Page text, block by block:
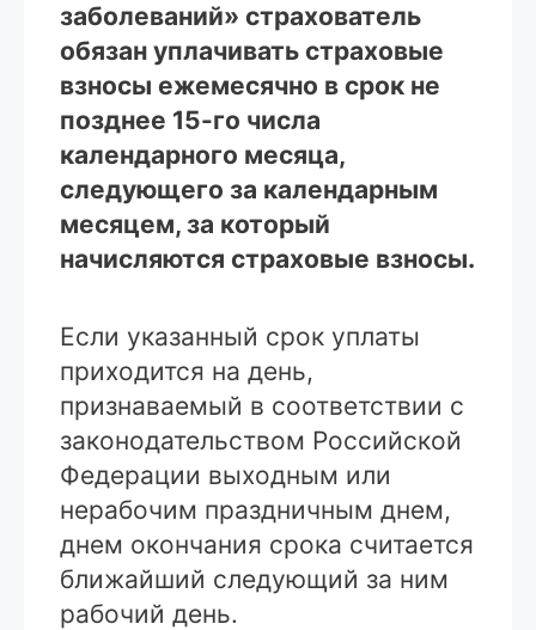
заболеваний» страхователь
обязан уплачивать страховые
взносы ежемесячно в срок не
позднее 15-го числа
календарного месяца,
следующего за календарным
месяцем, за который
начисляются страховые взносы.
Если указанный срок уплаты
приходится на день,
признаваемый в соответствии с
законодательством Российской
Федерации выходным или
нерабочим праздничным днем,
днем окончания срока считается
ближайший следующий за ним
рабочий день.